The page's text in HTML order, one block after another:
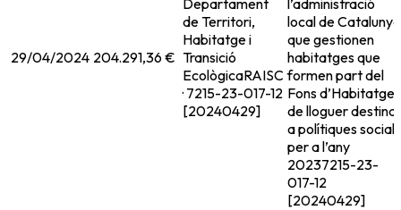
29/04/2024 204.291,36 €
de Territori,
Habitatge i
Transició
EcològicaRAISC
· 7215-23-017-12
[20240429]
local de Catalunya
que gestionen
habitatges que
formen part del
Fons d’Habitatge
de lloguer destinat
a polítiques socials
per a l’any
20237215-23-
017-12
[20240429]